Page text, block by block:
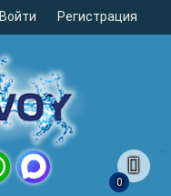
Войти Регистрация
0